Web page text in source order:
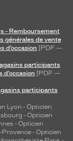
- Remboursement
générales de vente
d’occasion [PDF —
participants
[PDF —
participants
Lyon - Opticien
- Opticien
- Opticien
Provence - Opticien